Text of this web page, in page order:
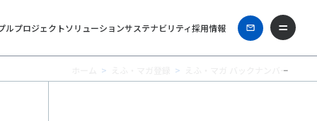
ルプロジェクトソリューションサステナビリティ採用情報
えふ・マガ バックナンバー